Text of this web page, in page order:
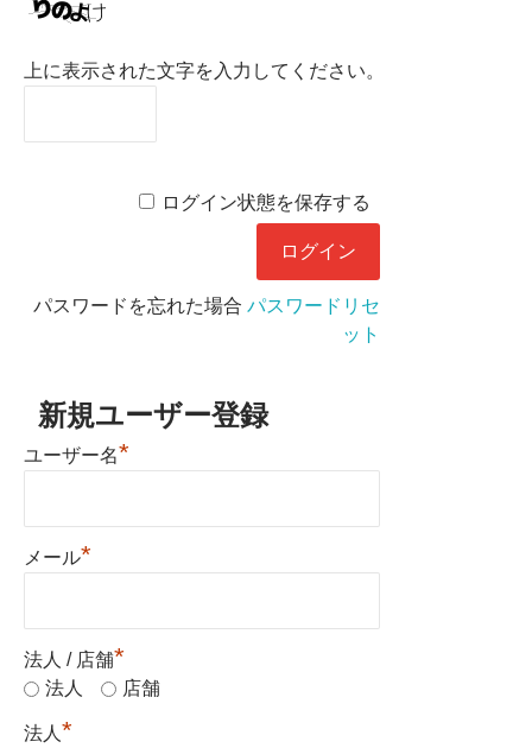
上に表示された文字を入力してください。
ログイン状態を保存する
パスワードを忘れた場合 パスワードリセ
ット
新規ユーザー登録
ユーザー名*
メール*
法人 / 店舗*
法人 店舗
法人 *